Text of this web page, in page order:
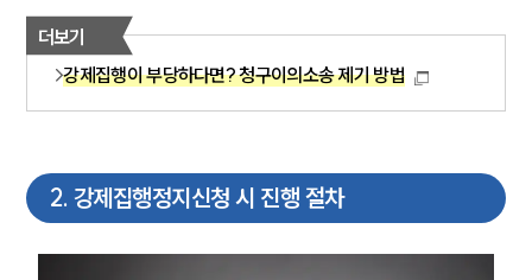
더보기
강제집행이 부당하다면? 청구이의소송 제기 방법
2. 강제집행정지신청 시 진행 절차